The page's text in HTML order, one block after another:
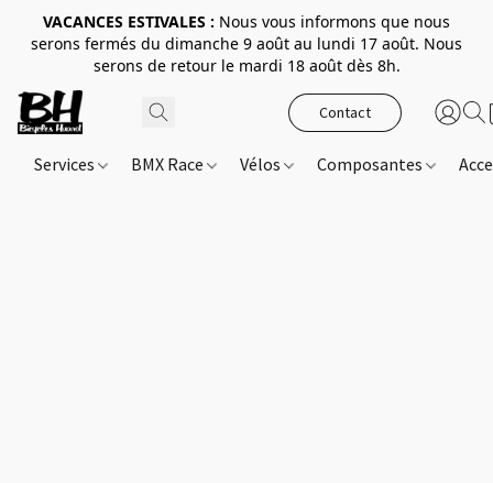
VACANCES ESTIVALES : Nous vous informons que nous
serons fermés du dimanche 9 août au lundi 17 août. Nous
serons de retour le mardi 18 août dès 8h.
Contact
Services BMX Race Vélos Composantes